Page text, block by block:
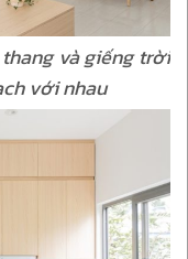
và giếng trời
với nhau